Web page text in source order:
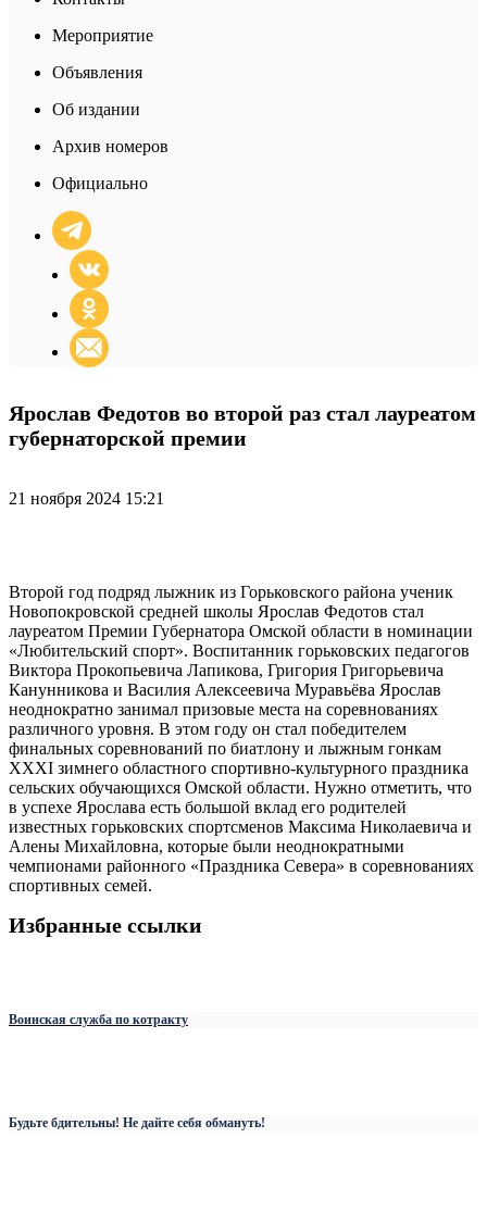
Мероприятие
Объявления
Об издании
Архив номеров
Официально
Ярослав Федотов во второй раз стал лауреатом
губернаторской премии
21 ноября 2024 15:21
Второй год подряд лыжник из Горьковского района ученик
Новопокровской средней школы Ярослав Федотов стал
лауреатом Премии Губернатора Омской области в номинации
«Любительский спорт». Воспитанник горьковских педагогов
Виктора Прокопьевича Лапикова, Григория Григорьевича
Канунникова и Василия Алексеевича Муравьёва Ярослав
неоднократно занимал призовые места на соревнованиях
различного уровня. В этом году он стал победителем
финальных соревнований по биатлону и лыжным гонкам
XXXI зимнего областного спортивно-культурного праздника
сельских обучающихся Омской области. Нужно отметить, что
в успехе Ярослава есть большой вклад его родителей
известных горьковских спортсменов Максима Николаевича и
Алены Михайловна, которые были неоднократными
чемпионами районного «Праздника Севера» в соревнованиях
спортивных семей.
Избранные ссылки
Воинская служба по котракту
Будьте бдительны! Не дайте себя обмануть!